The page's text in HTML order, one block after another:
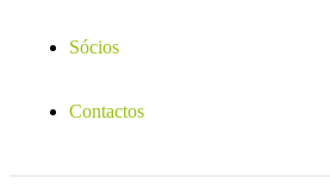
Sócios
Contactos